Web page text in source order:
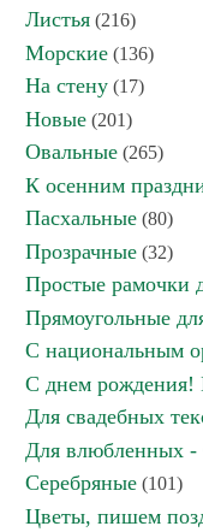
Листья (216)
Морские (136)
На стену (17)
Новые (201)
Овальные (265)
К осенним
Пасхальные (80)
Прозрачные (32)
Простые рамочки
Прямоугольные
С национальным
С днем рождения!
Для свадебных
Для влюбленных -
Серебряные (101)
Цветы, пишем